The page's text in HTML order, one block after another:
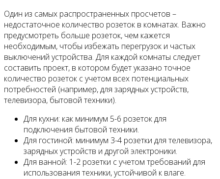
Один из самых распространенных просчетов –
недостаточное количество розеток в комнатах. Важно
предусмотреть больше розеток, чем кажется
необходимым, чтобы избежать перегрузок и частых
выключений устройства. Для каждой комнаты следует
составить проект, в котором будет указано точное
количество розеток с учетом всех потенциальных
потребностей (например, для зарядных устройств,
телевизора, бытовой техники).
Для кухни: как минимум 5-6 розеток для
подключения бытовой техники.
Для гостиной: минимум 3-4 розетки для телевизора,
зарядных устройств и другой электроники.
Для ванной: 1-2 розетки с учетом требований для
использования техники, устойчивой к влаге.